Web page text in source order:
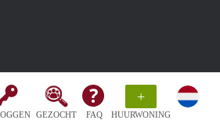
GEZOCHT FAQ
+
HUURWONING